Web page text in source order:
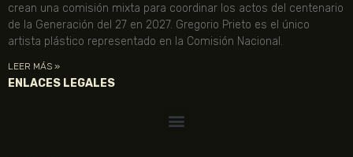
crean una comisión mixta para coordinar los actos del centenario
de la Generación del 27 en 2027. Gregorio Prieto es el único
artista plástico representado en la Comisión Nacional.
LEER MÁS »
ENLACES LEGALES